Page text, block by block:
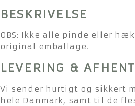
BESKRIVELSE
OBS: Ikke alle pinde eller
original emballage.
LEVERING &
Vi sender hurtigt og sikkert
hele Danmark, samt til de